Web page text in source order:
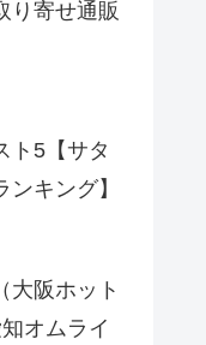
り寄せ通販
ト5【サタ
キング】
大阪ホット
オムライ